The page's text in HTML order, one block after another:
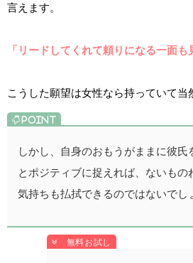
言えます。
「リードしてくれて頼りになる一面も
こうした願望は女性なら持っていて当
しかし、自身のおもうがままに彼氏
とポジティブに捉えれば、ないもの
気持ちも払拭できるのではないでし